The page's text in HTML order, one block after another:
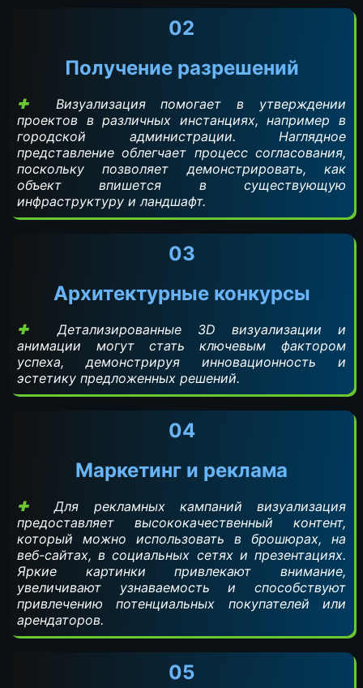
02
Получение разрешений
Визуализация помогает в утверждении
проектов в различных инстанциях, например в
городской администрации. Наглядное
представление облегчает процесс согласования,
поскольку позволяет демонстрировать, как
объект впишется в существующую
инфраструктуру и ландшафт.
03
Архитектурные конкурсы
Детализированные 3D визуализации и
анимации могут стать ключевым фактором
успеха, демонстрируя инновационность и
эстетику предложенных решений.
04
Маркетинг и реклама
Для рекламных кампаний визуализация
предоставляет высококачественный контент,
который можно использовать в брошюрах, на
веб-сайтах, в социальных сетях и презентациях.
Яркие картинки привлекают внимание,
увеличивают узнаваемость и способствуют
привлечению потенциальных покупателей или
арендаторов.
05